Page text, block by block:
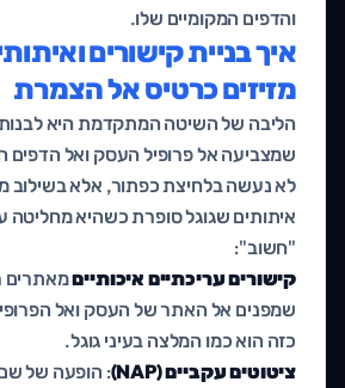
והדפים המקומיים שלו.
איך בניית קישורים
מזיזים כרטיס אל הצמרת
הליבה של השיטה המתקדמת היא
שמצביעה אל פרופיל העסק ואל הדפים
לא נעשה בלחיצת כפתור, אלא בשילוב
איתותים שגוגל סופרת כשהיא
"חשוב":
קישורים עריכתיים איכותייםמאתרים
שמפנים אל האתר של העסק ואל
כזה הוא כמו המלצה בעיני גוגל.
ציטוטים עקביים (NAP)
: הופעה של